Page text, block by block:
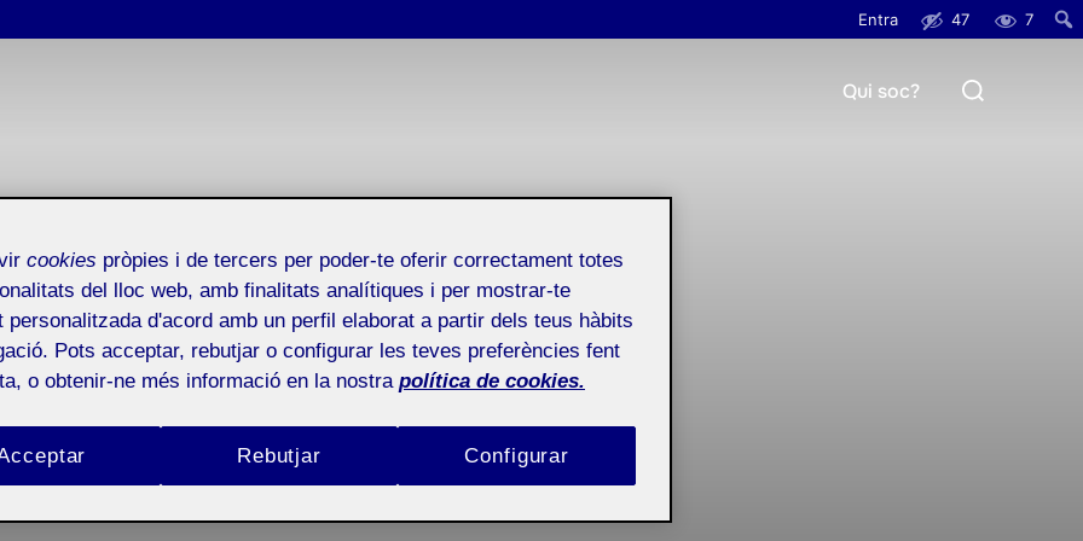
Entra 47
7
Qui soc?
Search
benvingudes!
cookies pròpies i de tercers per poder-te oferir correctament totes
del lloc web, amb finalitats analítiques i per mostrar-te
personalitzada d'acord amb un perfil elaborat a partir dels teus hàbits
Pots acceptar, rebutjar o configurar les teves preferències fent
o obtenir-ne més informació en la nostra política de cookies.
Rebutjar Configurar